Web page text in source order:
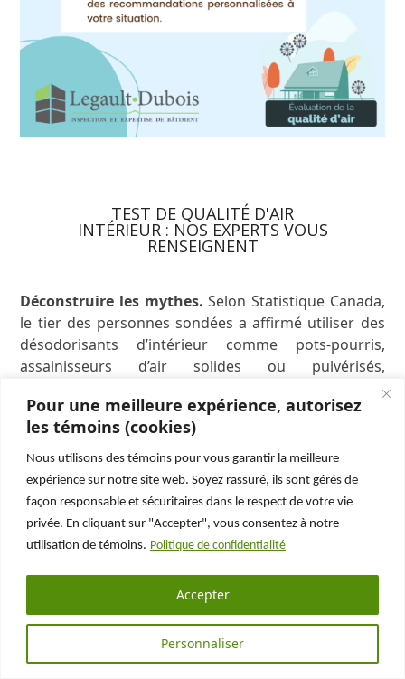
Pour une meilleure expérience, autorisez
les témoins (cookies)
Nous utilisons des témoins pour vous garantir la meilleure
expérience sur notre site web. Soyez rassuré, ils sont gérés de
façon responsable et sécuritaires dans le respect de votre vie
privée. En cliquant sur "Accepter", vous consentez à notre
utilisation de témoins. Politique de confidentialité
Personnaliser
Accepter
TEST DE QUALITÉ D'AIR
INTÉRIEUR : NOS EXPERTS VOUS
RENSEIGNENT
Déconstruire les mythes. Selon Statistique Canada,
le tier des personnes sondées a affirmé utiliser des
désodorisants d’intérieur comme pots-pourris,
assainisseurs d’air solides ou pulvérisés,
distributeurs d’huiles essentielles ou encens pour
améliorer la qualité de l’air intérieur. Pourtant, loin
d’améliorer la qualité de l’air intérieur, l’utilisation de
tels produits contribuent au contraire à la mauvaise
qualité de l’air en dégageant une panoplie de
produits chimiques. Ne cherchez plus à camoufler le
problème et commencez à le régler !
moisissure et sur la qualité de l’air intérieur, nos
experts et inspecteurs spécialisés en analyses et
investigation de la qualité de l’air vous proposent des
articles qui traitent de différents aspects sur le sujet.
Lisez leurs articles et apprenez-en plus sur les signes